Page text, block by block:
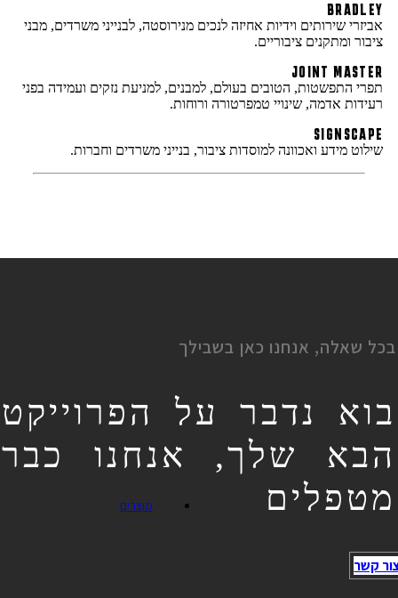
מוצרים
BRADLEY
אביזרי שירותים וידיות אחיזה לנכים מנירוסטה, לבנייני משרדים, מבני
ציבור ומתקנים ציבוריים.
JOINT MASTER
תפרי התפשטות, הטובים בעולם, למבנים, למניעת נזקים ועמידה בפני
רעידות אדמה, שינויי טמפרטורה ורוחות.
SIGNSCAPE
שילוט מידע ואכוונה למוסדות ציבור, בנייני משרדים וחברות.
בכל שאלה, אנחנו כאן בשבילך
בוא נדבר על הפרוייקט
הבא שלך, אנחנו כבר
מטפלים
קשר